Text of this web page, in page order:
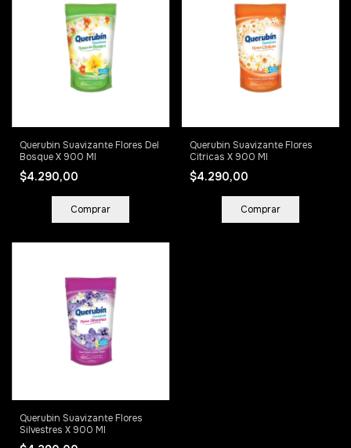
Querubin Suavizante Flores Del
Bosque X 900 Ml
$4.290,00
Querubin Suavizante Flores
Citricas X 900 Ml
$4.290,00
Querubin Suavizante Flores
Silvestres X 900 Ml